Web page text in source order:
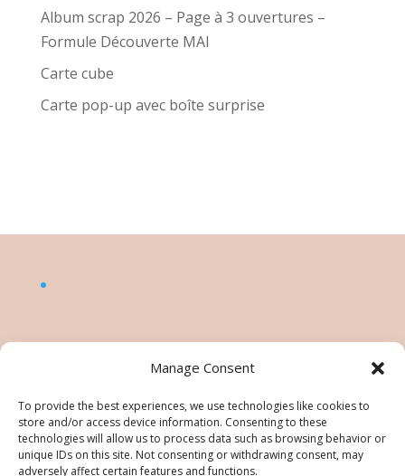
Manage Consent
To provide the best experiences, we use technologies like cookies to
store and/or access device information. Consenting to these
technologies will allow us to process data such as browsing behavior or
unique IDs on this site. Not consenting or withdrawing consent, may
adversely affect certain features and functions.
Album scrap 2026 – Page à 3 ouvertures –
Formule Découverte MAI
Carte cube
Carte pop-up avec boîte surprise